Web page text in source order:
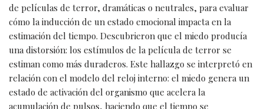
de películas de terror, dramáticas o neutrales, para evaluar
cómo la inducción de un estado emocional impacta en la
estimación del tiempo. Descubrieron que el miedo producía
una distorsión: los estímulos de la película de terror se
estiman como más duraderos. Este hallazgo se interpretó en
relación con el modelo del reloj interno: el miedo genera un
estado de activación del organismo que acelera la
acumulación de pulsos, haciendo que el tiempo se